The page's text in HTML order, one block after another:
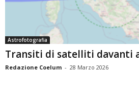
Astrofotografia
Transiti di satelliti davanti
Redazione Coelum - 28 Marzo 2026